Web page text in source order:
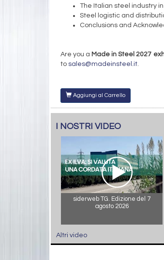
The Italian steel industry in
Steel logistic and
Conclusions and
Are you a Made in Steel 2027
to sales@madeinsteel.it
Aggiungi al Carrello
I NOSTRI VIDEO
siderweb TG. Edizione del 7
agosto 2026
Altri video